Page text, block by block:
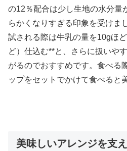
の12％配合は少し生地の水分量
らかくなりすぎる印象を受けま
試される際は牛乳の量を10gほ
ど）仕込む**と、さらに扱いや
がるのでおすすめです。食べる
ップをセットでかけて食べると
美味しいアレンジを支